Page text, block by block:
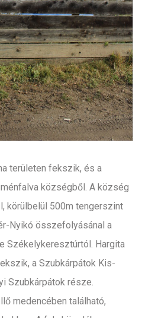
területen fekszik, és a
községből. A község
körülbelül 500m tengerszint
Nyikó összefolyásánal a
Székelykeresztúrtól. Hargita
a Szubkárpátok Kis-
Szubkárpátok része.
medencében található,